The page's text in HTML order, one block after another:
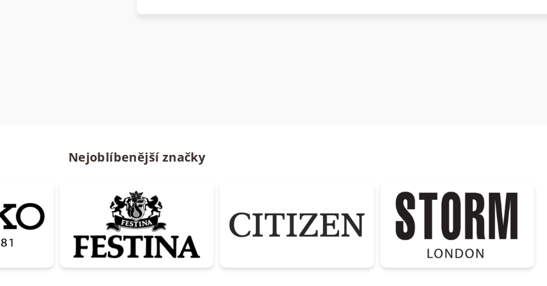
Nejoblíbenější značky